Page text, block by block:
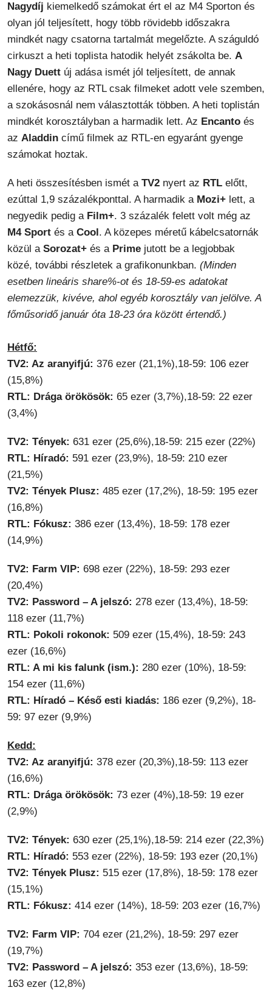
Nagydíj kiemelkedő számokat ért el az M4 Sporton és
olyan jól teljesített, hogy több rövidebb időszakra
mindkét nagy csatorna tartalmát megelőzte. A száguldó
cirkuszt a heti toplista hatodik helyét zsákolta be. A
Nagy Duett új adása ismét jól teljesített, de annak
ellenére, hogy az RTL csak filmeket adott vele szemben,
a szokásosnál nem választották többen. A heti toplistán
mindkét korosztályban a harmadik lett. Az Encanto és
az Aladdin című filmek az RTL-en egyaránt gyenge
számokat hoztak.
A heti összesítésben ismét a TV2 nyert az RTL előtt,
ezúttal 1,9 százalékponttal. A harmadik a Mozi+ lett, a
negyedik pedig a Film+. 3 százalék felett volt még az
M4 Sport és a Cool. A közepes méretű kábelcsatornák
közül a Sorozat+ és a Prime jutott be a legjobbak
közé, további részletek a grafikonunkban. (Minden
esetben lineáris share%-ot és 18-59-es adatokat
elemezzük, kivéve, ahol egyéb korosztály van jelölve. A
főműsoridő január óta 18-23 óra között értendő.)
Hétfő:
TV2: Az aranyifjú: 376 ezer (21,1%),18-59: 106 ezer
(15,8%)
RTL: Drága örökösök: 65 ezer (3,7%),18-59: 22 ezer
(3,4%)
TV2: Tények: 631 ezer (25,6%),18-59: 215 ezer (22%)
RTL: Híradó: 591 ezer (23,9%), 18-59: 210 ezer
(21,5%)
TV2: Tények Plusz: 485 ezer (17,2%), 18-59: 195 ezer
(16,8%)
RTL: Fókusz: 386 ezer (13,4%), 18-59: 178 ezer
(14,9%)
TV2: Farm VIP: 698 ezer (22%), 18-59: 293 ezer
(20,4%)
TV2: Password – A jelszó: 278 ezer (13,4%), 18-59:
118 ezer (11,7%)
RTL: Pokoli rokonok: 509 ezer (15,4%), 18-59: 243
ezer (16,6%)
RTL: A mi kis falunk (ism.): 280 ezer (10%), 18-59:
154 ezer (11,6%)
RTL: Híradó – Késő esti kiadás: 186 ezer (9,2%), 18-
59: 97 ezer (9,9%)
Kedd:
TV2: Az aranyifjú: 378 ezer (20,3%),18-59: 113 ezer
(16,6%)
RTL: Drága örökösök: 73 ezer (4%),18-59: 19 ezer
(2,9%)
TV2: Tények: 630 ezer (25,1%),18-59: 214 ezer (22,3%)
RTL: Híradó: 553 ezer (22%), 18-59: 193 ezer (20,1%)
TV2: Tények Plusz: 515 ezer (17,8%), 18-59: 178 ezer
(15,1%)
RTL: Fókusz: 414 ezer (14%), 18-59: 203 ezer (16,7%)
TV2: Farm VIP: 704 ezer (21,2%), 18-59: 297 ezer
(19,7%)
TV2: Password – A jelszó: 353 ezer (13,6%), 18-59:
163 ezer (12,8%)